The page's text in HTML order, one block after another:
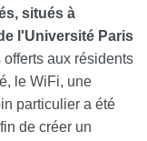
situés à
l'Université Paris
aux résidents
le WiFi, une
particulier a été
de créer un